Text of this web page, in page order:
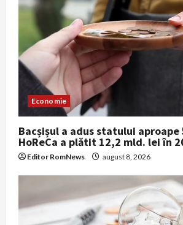
Economie
Bacșișul a adus statului
HoReCa a plătit 12,2 mld. lei în
Editor RomNews august 8, 2026